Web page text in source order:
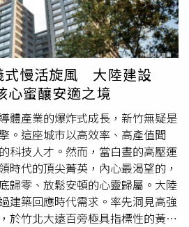
合建設實施方案」，卓榮泰指出，
島永續發展願景架構，扣合「確保
島嶼環境資源」、「推動低碳智慧
根基」、「形塑離島品牌形象」、
六大主軸，以達成離島建設「自然
維護，人民生活更要照顧」的核心
樂活離島」的願景目標，讓離島地
來在推動「第七期離島綜合建設實
地方能基於過往合作經驗，將「低
為具體行動，落實總統揭櫫「均衡
，卓榮泰在聽取國家發展委員會
門及連江縣等5縣市第七期（116-
施方案」後表示，本案各縣所提方
式慢活旋風 大陸建設
心蜜釀安適之境
體產業的爆炸式成長，新竹無疑是
。這座城市以高效率、高產值聞
科技人才。然而，當白晝的高壓運
時代的頂尖菁英，內心最渴望的，
歸零、放鬆安頓的心靈歸屬。大陸
建築回應時代需求。率先洞見高強
於竹北大遠百旁極具指標性的黃金